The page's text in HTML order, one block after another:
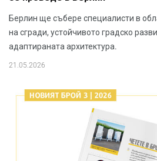
Берлин ще събере специалисти в
на сгради, устойчивото градско
адаптираната архитектура.
21.05.2026